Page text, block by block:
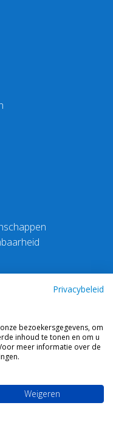
2026 Flora van
Privacybeleid
bezoekersgegevens, om
inhoud te tonen en om u
meer informatie over de
Weigeren